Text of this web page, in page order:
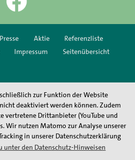
zur Funktion der Website
deaktiviert werden können. Zudem
vertretene Drittanbieter (YouTube und
Wir nutzen Matomo zur Analyse unserer
in unserer Datenschutzerklärung
unter den Datenschutz-Hinweisen
Presse Aktie
Referenzliste
Impressum Seitenübersicht